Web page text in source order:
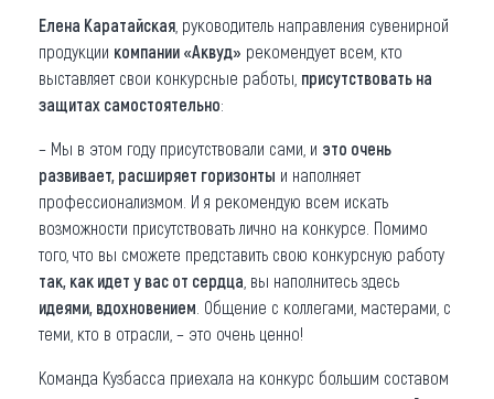
Елена Каратайская , руководитель направления сувенирной
продукции компании «Аквуд» рекомендует всем, кто
выставляет свои конкурсные работы, присутствовать на
защитах самостоятельно:
– Мы в этом году присутствовали сами, и это очень
развивает, расширяет горизонты и наполняет
профессионализмом. И я рекомендую всем искать
возможности присутствовать лично на конкурсе. Помимо
того, что вы сможете представить свою конкурсную работу
так, как идет у вас от сердца , вы наполнитесь здесь
идеями, вдохновением . Общение с коллегами, мастерами, с
теми, кто в отрасли, – это очень ценно!
Команда Кузбасса приехала на конкурс большим составом